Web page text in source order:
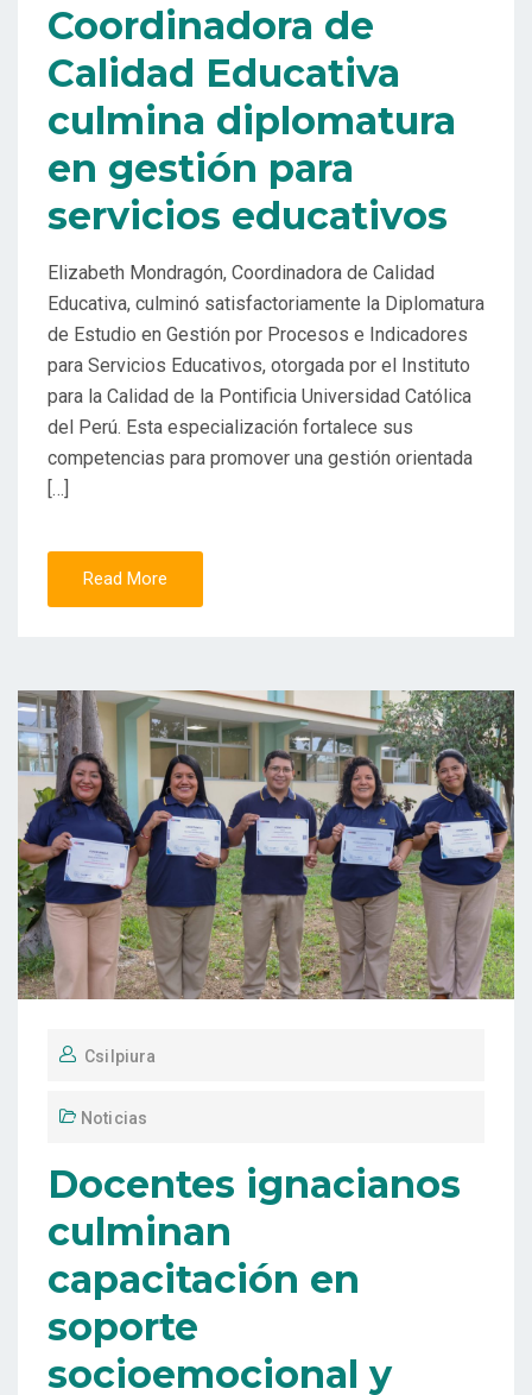
Coordinadora de
Calidad Educativa
culmina diplomatura
en gestión para
servicios educativos
Elizabeth Mondragón, Coordinadora de Calidad
Educativa, culminó satisfactoriamente la Diplomatura
de Estudio en Gestión por Procesos e Indicadores
para Servicios Educativos, otorgada por el Instituto
para la Calidad de la Pontificia Universidad Católica
del Perú. Esta especialización fortalece sus
competencias para promover una gestión orientada
[…]
Read More
Csilpiura
Noticias
Docentes ignacianos
culminan
capacitación en
soporte
socioemocional y